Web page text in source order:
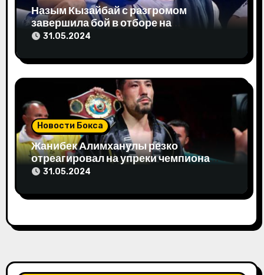
я
м
Назым Кызайбай с разгромом
завершила бой в отборе на
Олимпиаду-2024
31.05.2024
Новости Бокса
Жанибек Алимханулы резко
отреагировал на упреки чемпиона
мира
31.05.2024